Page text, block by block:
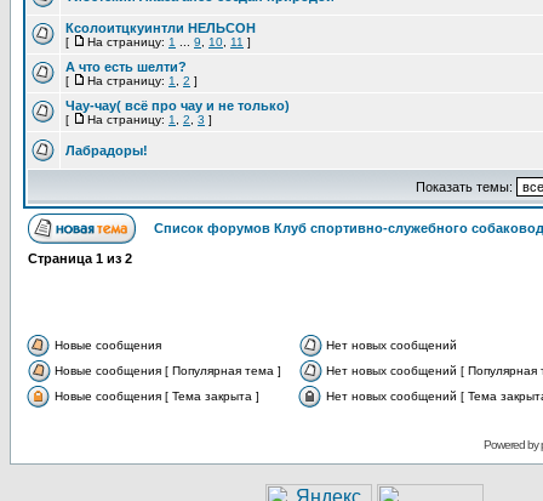
Ксолоитцкуинтли НЕЛЬСОН
[ На страницу: 1 9 10 11 ]
А что есть шелти?
[ На страницу: 1 2 ]
Чау-чау( всё про чау и не только)
[ На страницу: 1 2 3 ]
Лабрадоры!
Показать темы:
Список форумов Клуб спортивно-служебного
Страница 1 из 2
Новые сообщения
Нет новых сообщений
Новые сообщения [ Популярная тема ]
Нет новых сообщений [ Популярная
Новые сообщения [ Тема закрыта ]
Нет новых сообщений [ Тема
Powered by